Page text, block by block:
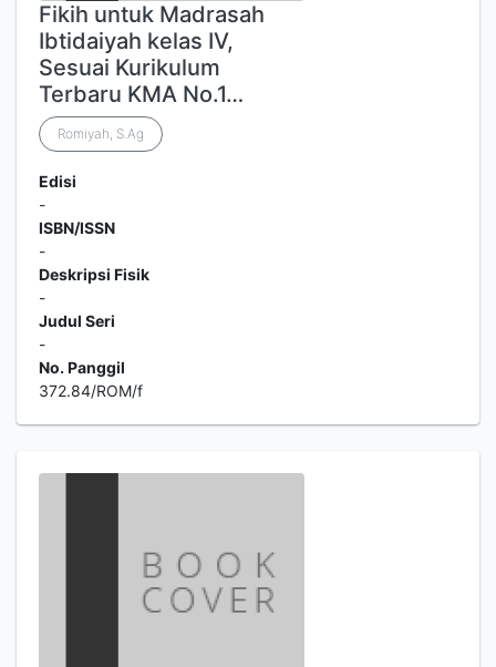
Fikih untuk Madrasah
Ibtidaiyah kelas IV,
Sesuai Kurikulum
Terbaru KMA No.1…
Romiyah, S.Ag
Edisi
-
ISBN/ISSN
-
Deskripsi Fisik
-
Judul Seri
-
No. Panggil
372.84/ROM/f